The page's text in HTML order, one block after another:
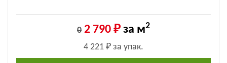
0 2 790 ₽ за м2
4 221 ₽ за упак.